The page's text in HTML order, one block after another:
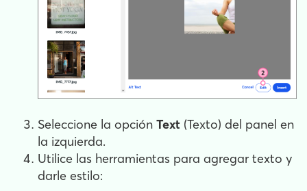
Seleccione la opción Text (Texto) del panel en
la izquierda.
Utilice las herramientas para agregar texto y
darle estilo: